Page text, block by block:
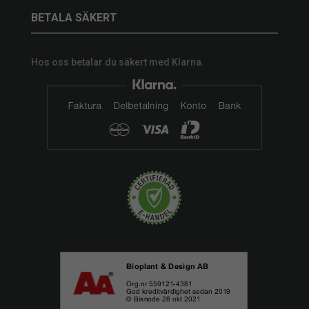
BETALA SÄKERT
Hos oss betalar du säkert med Klarna.